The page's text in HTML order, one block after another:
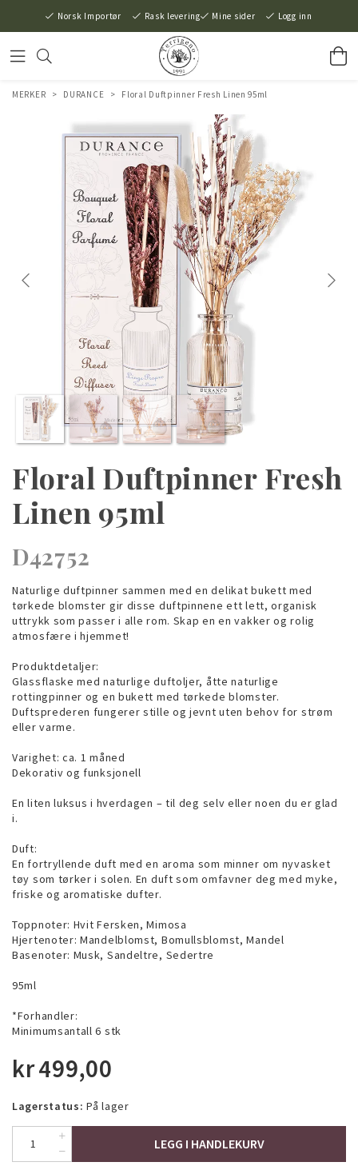
Norsk Importør Rask levering Mine sider Logg inn
MERKER > DURANCE > Floral Duftpinner Fresh Linen 95ml
Floral Duftpinner Fresh
Linen 95ml
D42752
Naturlige duftpinner sammen med en delikat bukett med
tørkede blomster gir disse duftpinnene ett lett, organisk
uttrykk som passer i alle rom. Skap en en vakker og rolig
atmosfære i hjemmet!
Produktdetaljer:
Glassflaske med naturlige duftoljer, åtte naturlige
rottingpinner og en bukett med tørkede blomster.
Duftsprederen fungerer stille og jevnt uten behov for strøm
eller varme.
Varighet: ca. 1 måned
Dekorativ og funksjonell
En liten luksus i hverdagen – til deg selv eller noen du er glad
i.
Duft:
En fortryllende duft med en aroma som minner om nyvasket
tøy som tørker i solen. En duft som omfavner deg med myke,
friske og aromatiske dufter.
Toppnoter: Hvit Fersken, Mimosa
Hjertenoter: Mandelblomst, Bomullsblomst, Mandel
Basenoter: Musk, Sandeltre, Sedertre
95ml
*Forhandler:
Minimumsantall 6 stk
kr499,00
Lagerstatus: På lager
LEGG I HANDLEKURV